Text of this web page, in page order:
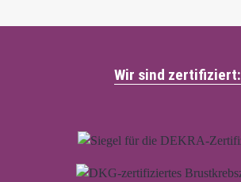
Wir sind zertifiziert: